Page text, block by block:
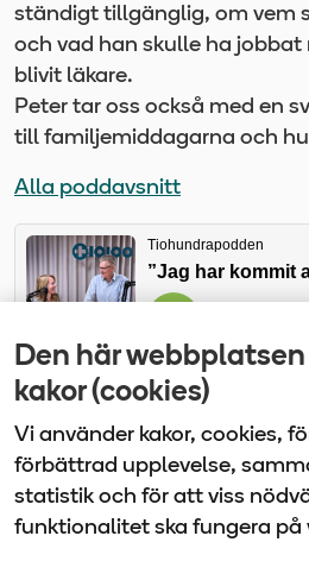
Den här
kakor (cookies)
Vi använder kakor, cookies,
förbättrad upplevelse,
statistik och för att viss
funktionalitet ska fungera på
ständigt tillgänglig, om vem
och vad han skulle ha
blivit läkare.
Peter tar oss också med en
till familjemiddagarna och
Alla poddavsnitt
Vårdbolaget Tiohundra | Box